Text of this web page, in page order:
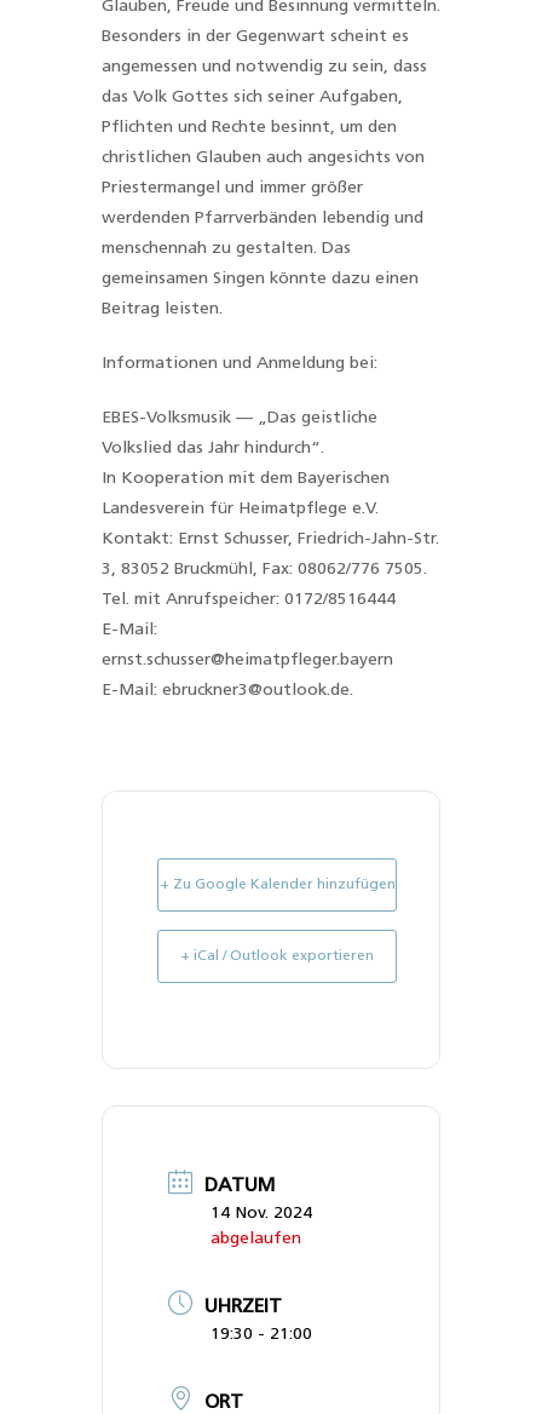
Glauben, Freude und Besinnung vermitteln.
Besonders in der Gegenwart scheint es
angemessen und notwendig zu sein, dass
das Volk Gottes sich seiner Aufgaben,
Pflichten und Rechte besinnt, um den
christlichen Glauben auch angesichts von
Priestermangel und immer größer
werdenden Pfarrverbänden lebendig und
menschennah zu gestalten. Das
gemeinsamen Singen könnte dazu einen
Beitrag leisten.
Informationen und Anmeldung bei:
EBES-Volksmusik — „Das geistliche
Volkslied das Jahr hindurch“.
In Kooperation mit dem Bayerischen
Landesverein für Heimatpflege e.V.
Kontakt: Ernst Schusser, Friedrich-Jahn-Str.
3, 83052 Bruckmühl, Fax: 08062/776 7505.
Tel. mit Anrufspeicher: 0172/8516444
E-Mail:
ernst.schusser@heimatpfleger.bayern
E-Mail: ebruckner3@outlook.de.
+ Zu Google Kalender hinzufügen
+ iCal / Outlook exportieren
DATUM
14 Nov. 2024
abgelaufen
UHRZEIT
19:30 - 21:00
ORT